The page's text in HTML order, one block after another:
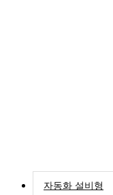
자동화 설비형